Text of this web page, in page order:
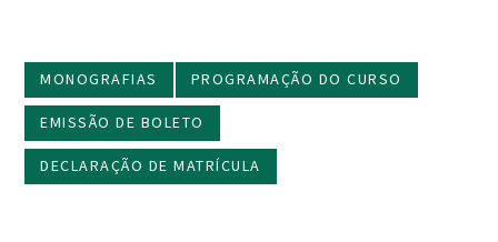
MONOGRAFIAS PROGRAMAÇÃO DO CURSO
EMISSÃO DE BOLETO
DECLARAÇÃO DE MATRÍCULA